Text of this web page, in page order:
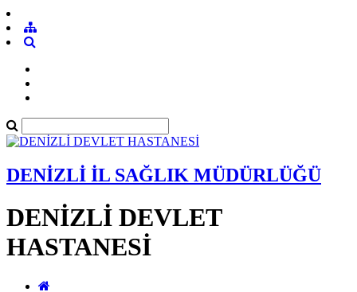
DENİZLİ İL SAĞLIK MÜDÜRLÜĞÜ
DENİZLİ DEVLET
HASTANESİ